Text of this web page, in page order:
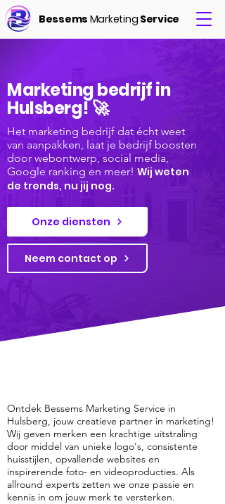
Bessems Marketing Service
Marketing bedrijf in
Hulsberg! 🚀
Het marketing bedrijf dat écht weet
van aanpakken, laat je bedrijf boosten
door webontwerp, social media,
Google ranking en meer! Wij weten
de trends, nu jij nog.
Onze diensten
Neem contact op
Ontdek Bessems Marketing Service in
Hulsberg, jouw creatieve partner in marketing!
Wij geven merken een krachtige uitstraling
door middel van unieke logo's, consistente
huisstijlen, opvallende websites en
inspirerende foto- en videoproducties. Als
allround experts zetten we onze passie en
kennis in om jouw merk te versterken.